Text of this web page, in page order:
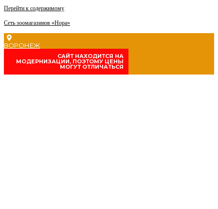
Перейти к содержимому
Сеть зоомагазинов «Нора»
ВОРОНЕЖ
CАЙТ НАХОДИТСЯ НА
МОДЕРНИЗАЦИИ, ПОЭТОМУ ЦЕНЫ
МОГУТ ОТЛИЧАТЬСЯ